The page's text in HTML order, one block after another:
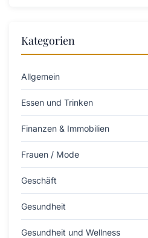
Kategorien
Allgemein
Essen und Trinken
Finanzen & Immobilien
Frauen / Mode
Geschäft
Gesundheit
Gesundheit und Wellness